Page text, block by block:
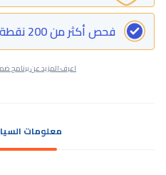
فحص أكثر من 200 نقطة
اعرف المزيد عن برنامج
معلومات